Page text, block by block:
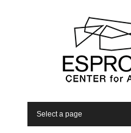
Select a page